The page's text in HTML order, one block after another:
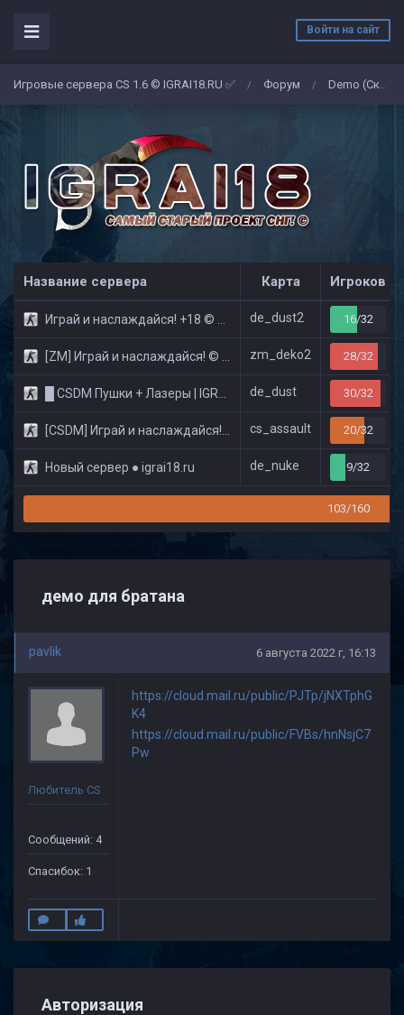
Войти на сайт
Игровые сервера CS 1.6 © IGRAI18.RU ✅ / Форум / Demo (Скриншоты)
Название сервера Карта Игроков
Играй и наслаждайся! +18 © Public de_dust2 16/32
[ZM] Играй и наслаждайся! © Zombie Show zm_deko2 28/32
█ CSDM Пушки + Лазеры | IGRAI18.RU ツ █ de_dust 30/32
[CSDM] Играй и наслаждайся! © Classic cs_assault 20/32
Новый сервер ● igrai18.ru de_nuke 9/32
103/160
демо для братана
pavlik 6 августа 2022 г, 16:13
Любитель CS
Сообщений: 4
Спасибок: 1
https://cloud.mail.ru/public/PJTp/jNXTphG
K4
https://cloud.mail.ru/public/FVBs/hnNsjC7
Pw
Авторизация